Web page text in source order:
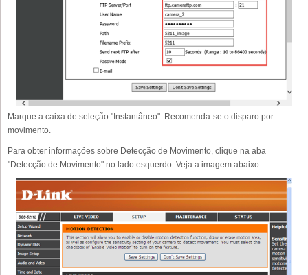
Marque a caixa de seleção "Instantâneo". Recomenda-se o disparo por
movimento.
Para obter informações sobre Detecção de Movimento, clique na aba
"Detecção de Movimento" no lado esquerdo. Veja a imagem abaixo.